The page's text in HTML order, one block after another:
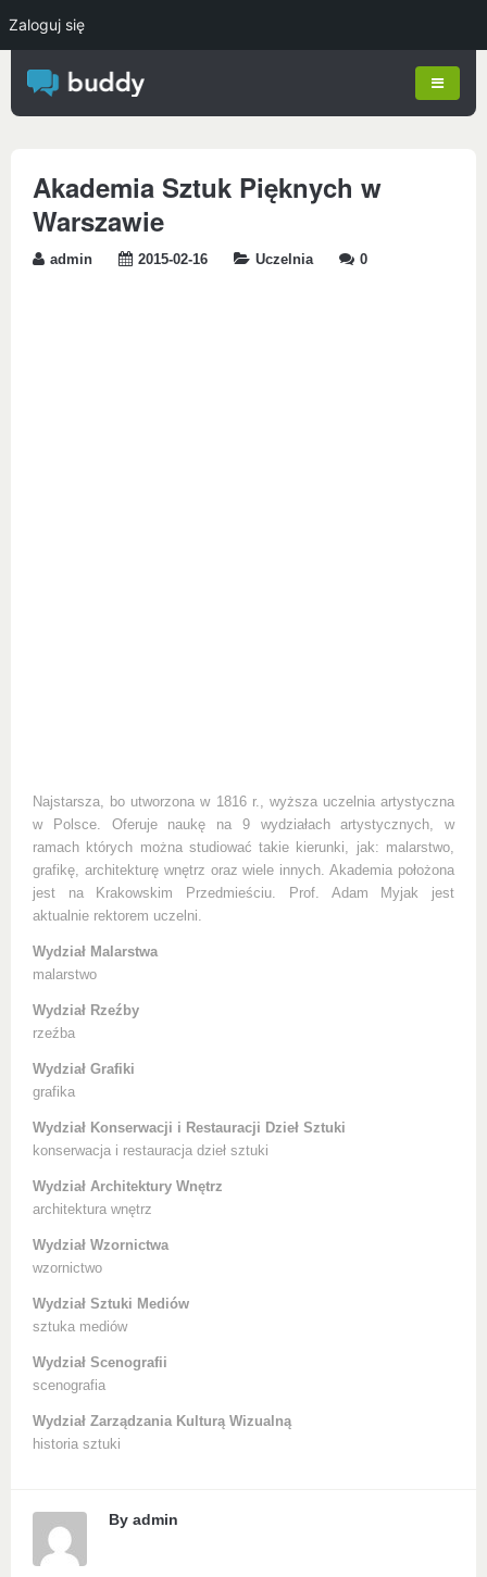
Akademia Sztuk Pięknych w
Warszawie
admin 2015-02-16 Uczelnia 0
Najstarsza, bo utworzona w 1816 r., wyższa uczelnia artystyczna
w Polsce. Oferuje naukę na 9 wydziałach artystycznych, w
ramach których można studiować takie kierunki, jak: malarstwo,
grafikę, architekturę wnętrz oraz wiele innych. Akademia położona
jest na Krakowskim Przedmieściu. Prof. Adam Myjak jest
aktualnie rektorem uczelni.
Wydział Malarstwa
malarstwo
Wydział Rzeźby
rzeźba
Wydział Grafiki
grafika
Wydział Konserwacji i Restauracji Dzieł Sztuki
konserwacja i restauracja dzieł sztuki
Wydział Architektury Wnętrz
architektura wnętrz
Wydział Wzornictwa
wzornictwo
Wydział Sztuki Mediów
sztuka mediów
Wydział Scenografii
scenografia
Wydział Zarządzania Kulturą Wizualną
historia sztuki
By admin
Zaloguj się